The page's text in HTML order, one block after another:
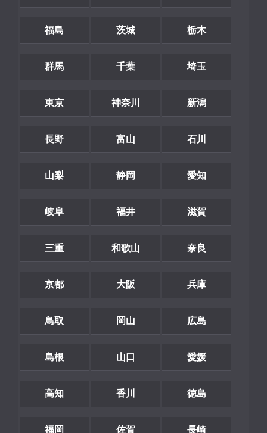
福島 茨城 栃木
群馬 千葉 埼玉
東京 神奈川 新潟
長野 富山 石川
山梨 静岡 愛知
岐阜 福井 滋賀
三重 和歌山 奈良
京都 大阪 兵庫
鳥取 岡山 広島
島根 山口 愛媛
高知 香川 徳島
福岡 佐賀 長崎